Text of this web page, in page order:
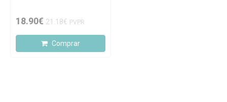
18.90€ 21.18€ PVPR
Comprar